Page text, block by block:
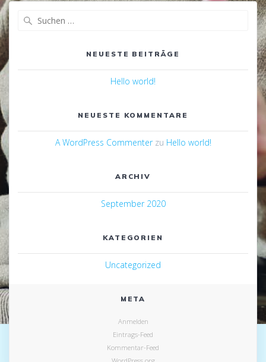
NEUESTE BEITRÄGE
Hello world!
NEUESTE KOMMENTARE
A WordPress Commenterzu Hello world!
ARCHIV
September 2020
KATEGORIEN
Uncategorized
META
Anmelden
Eintrags-Feed
Kommentar-Feed